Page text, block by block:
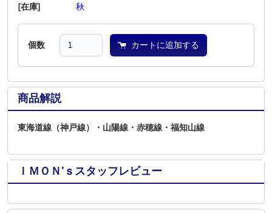
[在庫]
秋
個数 カートに追加する
商品解説
東海道線（神戸線）・山陽線・赤穂線・福知山線
ＩＭＯＮ’ｓスタッフレビュー